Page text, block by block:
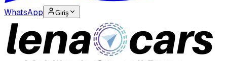
WhatsApp Giriş